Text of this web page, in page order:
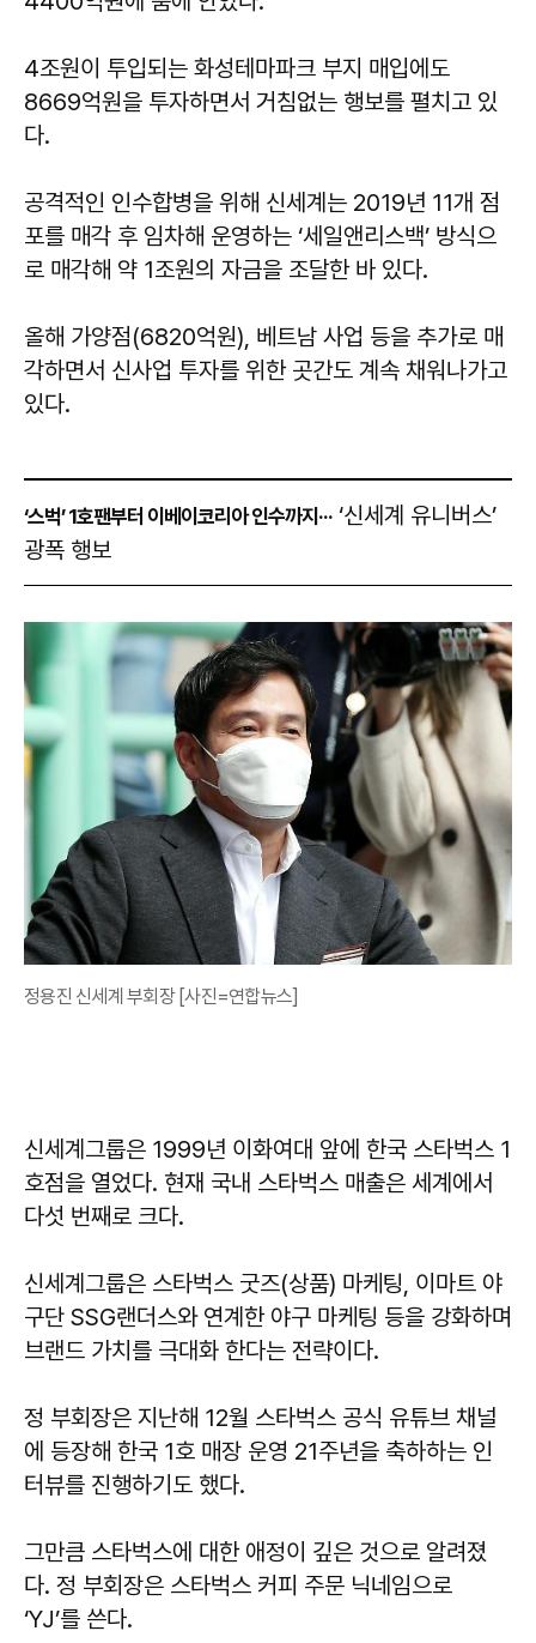
4조원이 투입되는 화성테마파크 부지 매입에도
8669억원을 투자하면서 거침없는 행보를 펼치고 있
다.
공격적인 인수합병을 위해 신세계는 2019년 11개 점
포를 매각 후 임차해 운영하는 ‘세일앤리스백’ 방식으
로 매각해 약 1조원의 자금을 조달한 바 있다.
올해 가양점(6820억원), 베트남 사업 등을 추가로 매
각하면서 신사업 투자를 위한 곳간도 계속 채워나가고
있다.
‘스벅’ 1호팬부터 이베이코리아 인수까지···‘신세계 유니버스’
광폭 행보
정용진 신세계 부회장 [사진=연합뉴스]
신세계그룹은 1999년 이화여대 앞에 한국 스타벅스 1
호점을 열었다. 현재 국내 스타벅스 매출은 세계에서
다섯 번째로 크다.
신세계그룹은 스타벅스 굿즈(상품) 마케팅, 이마트 야
구단 SSG랜더스와 연계한 야구 마케팅 등을 강화하며
브랜드 가치를 극대화 한다는 전략이다.
정 부회장은 지난해 12월 스타벅스 공식 유튜브 채널
에 등장해 한국 1호 매장 운영 21주년을 축하하는 인
터뷰를 진행하기도 했다.
그만큼 스타벅스에 대한 애정이 깊은 것으로 알려졌
다. 정 부회장은 스타벅스 커피 주문 닉네임으로
‘YJ’를 쓴다.